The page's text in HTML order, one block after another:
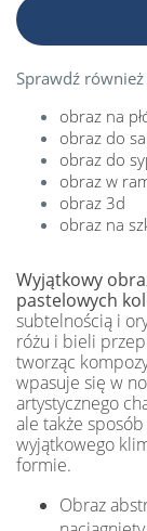
Sprawdź
obraz na
obraz do
obraz do
obraz w
obraz 3d
obraz na
Wyjątkowy
pastelowych
subtelnością i
różu i bieli
tworząc
wpasuje się w
artystycznego
ale także
wyjątkowego
formie.
Obraz